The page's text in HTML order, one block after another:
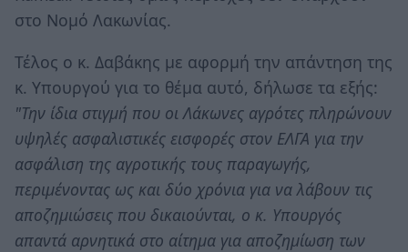
στο Νομό Λακωνίας.
Τέλος ο κ. Δαβάκης με αφορμή την απάντηση της
κ. Υπουργού για το θέμα αυτό, δήλωσε τα εξής:
"Την ίδια στιγμή που οι Λάκωνες αγρότες πληρώνουν
υψηλές ασφαλιστικές εισφορές στον ΕΛΓΑ για την
ασφάλιση της αγροτικής τους παραγωγής,
περιμένοντας ως και δύο χρόνια για να λάβουν τις
αποζημιώσεις που δικαιούνται, ο κ. Υπουργός
απαντά αρνητικά στο αίτημα για αποζημίωση των